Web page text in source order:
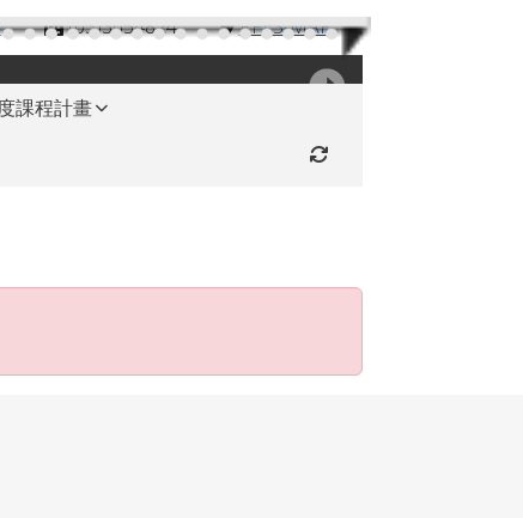
(03)3654824 RFES-MAP
課程計畫
重新取得佈景設定